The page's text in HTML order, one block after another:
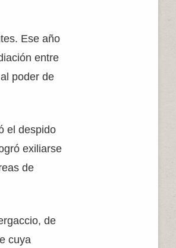
Ese año
entre
poder de
el despido
exiliarse
de
de
cuya